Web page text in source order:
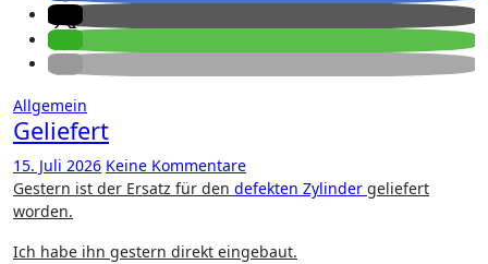
Allgemein
Geliefert
15. Juli 2026 Keine Kommentare
Gestern ist der Ersatz für den defekten Zylinder geliefert
worden.
Ich habe ihn gestern direkt eingebaut.